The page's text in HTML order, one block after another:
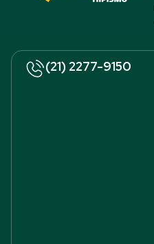
(21) 2277-9150